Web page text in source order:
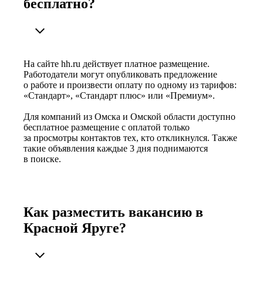
бесплатно?
На сайте hh.ru действует платное размещение.
Работодатели могут опубликовать предложение
о работе и произвести оплату по одному из тарифов:
«Стандарт», «Стандарт плюс» или «Премиум».
Для компаний из Омска и Омской области доступно
бесплатное размещение с оплатой только
за просмотры контактов тех, кто откликнулся. Также
такие объявления каждые 3 дня поднимаются
в поиске.
Как разместить вакансию в
Красной Яруге?